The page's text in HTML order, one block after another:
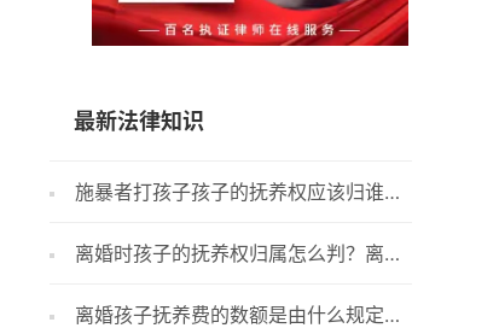
最新法律知识
施暴者打孩子孩子的抚养权应该归谁？
家暴离婚小孩归谁？
离婚时孩子的抚养权归属怎么判？离婚
孩子抚养权怎么算？
离婚孩子抚养费的数额是由什么规定